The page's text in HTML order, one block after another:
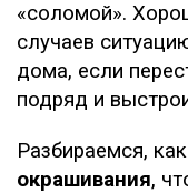
«соломой».
случаев
дома, если
подряд и
Разбираемся, как
окрашивания,